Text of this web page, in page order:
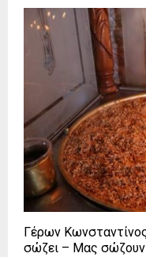
Γέρων
σώζει – Μας σώζουν